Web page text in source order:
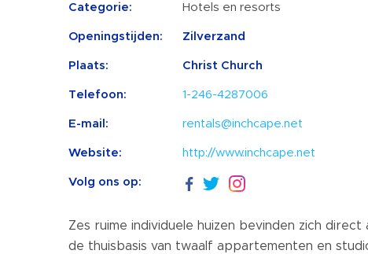
Categorie: Hotels en resorts
Openingstijden: Zilverzand
Plaats: Christ Church
Telefoon: 1-246-4287006
E-mail: rentals@inchcape.net
Website: http://www.inchcape.net
Volg ons op:
Zes ruime individuele huizen bevinden zich
de thuisbasis van twaalf appartementen en